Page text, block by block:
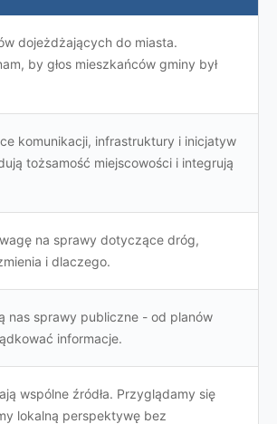
dojeżdżających do miasta.
by głos mieszkańców gminy był
komunikacji, infrastruktury i inicjatyw
tożsamość miejscowości i integrują
na sprawy dotyczące dróg,
i dlaczego.
nas sprawy publiczne - od planów
informacje.
wspólne źródła. Przyglądamy się
lokalną perspektywę bez